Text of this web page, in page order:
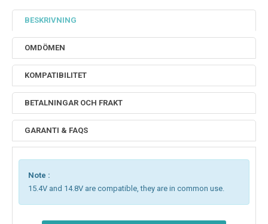
BESKRIVNING
OMDÖMEN
KOMPATIBILITET
BETALNINGAR OCH FRAKT
GARANTI & FAQS
Note :
15.4V and 14.8V are compatible, they are in common use.